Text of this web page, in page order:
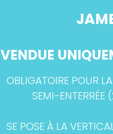
VENDUE
OBLIGATOIRE POUR
SEMI-ENTERRÉE
SE POSE À LA